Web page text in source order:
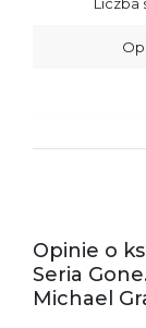
Opinie o
Seria
Michael